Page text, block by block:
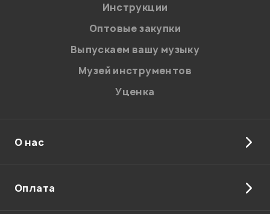
на обработку персональных данных в
Политикой в отношении обработки
персональных данных.
Введите проверочное число:
Отправить
Инструкции
Оптовые закупки
Выпускаем вашу музыку
Музей инструментов
Уценка
О нас
Оплата